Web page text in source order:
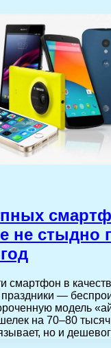
не стыдно
смартфон в
праздники —
модель
на 70–80
но и